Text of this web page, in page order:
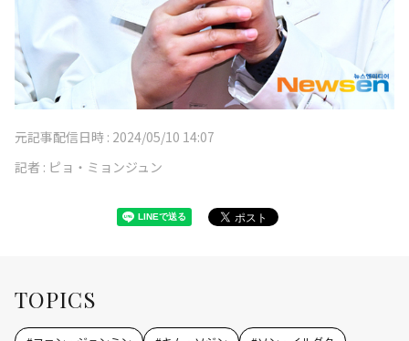
元記事配信日時 : 2024/05/10 14:07
記者 : ピョ・ミョンジュン
TOPICS